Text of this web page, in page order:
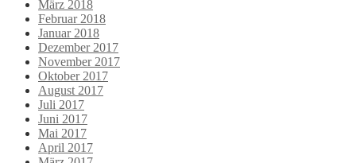
März 2018
Februar 2018
Januar 2018
Dezember 2017
November 2017
Oktober 2017
August 2017
Juli 2017
Juni 2017
Mai 2017
April 2017